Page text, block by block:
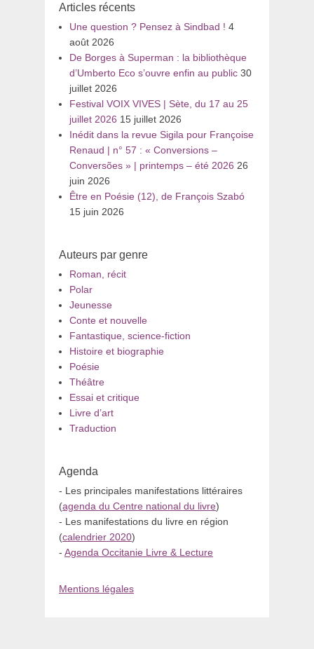
Articles récents
Une question ? Pensez à Sindbad ! 4
août 2026
De Borges à Superman : la bibliothèque
d’Umberto Eco s’ouvre enfin au public 30
juillet 2026
Festival VOIX VIVES | Sète, du 17 au 25
juillet 2026 15 juillet 2026
Inédit dans la revue Sigila pour Françoise
Renaud | n° 57 : « Conversions –
Conversões » | printemps – été 2026 26
juin 2026
Être en Poésie (12), de François Szabó
15 juin 2026
Auteurs par genre
Roman, récit
Polar
Jeunesse
Conte et nouvelle
Fantastique, science-fiction
Histoire et biographie
Poésie
Théâtre
Essai et critique
Livre d’art
Traduction
Agenda
- Les principales manifestations littéraires
(agenda du Centre national du livre)
- Les manifestations du livre en région
(calendrier 2020)
- Agenda Occitanie Livre & Lecture
Mentions légales